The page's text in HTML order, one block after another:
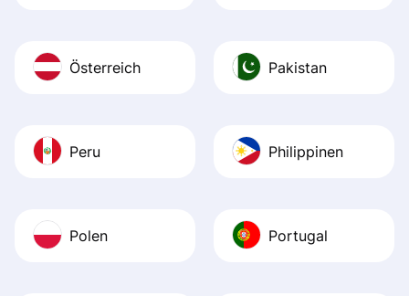
Österreich Pakistan
Peru Philippinen
Polen Portugal